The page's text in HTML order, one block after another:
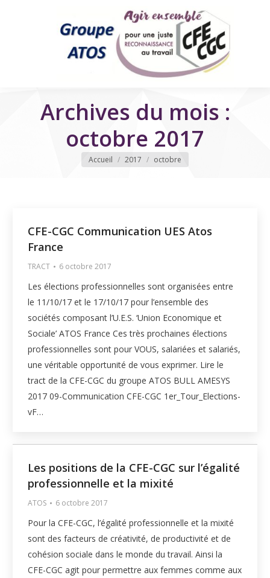
Archives du mois :
octobre 2017
Vous êtes ici
Accueil 2017 octobre
CFE-CGC Communication UES Atos
France
TRACT 6 octobre 2017
Les élections professionnelles sont organisées entre
le 11/10/17 et le 17/10/17 pour l’ensemble des
sociétés composant l’U.E.S. ‘Union Economique et
Sociale’ ATOS France Ces très prochaines élections
professionnelles sont pour VOUS, salariées et salariés,
une véritable opportunité de vous exprimer. Lire le
tract de la CFE-CGC du groupe ATOS BULL AMESYS
2017 09-Communication CFE-CGC 1er_Tour_Elections-
vF…
Les positions de la CFE-CGC sur l’égalité
professionnelle et la mixité
ATOS 6 octobre 2017
Pour la CFE-CGC, l’égalité professionnelle et la mixité
sont des facteurs de créativité, de productivité et de
cohésion sociale dans le monde du travail. Ainsi la
CFE-CGC agit pour permettre aux femmes comme aux